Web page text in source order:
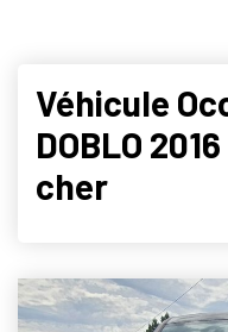
Véhicule
DOBLO
cher